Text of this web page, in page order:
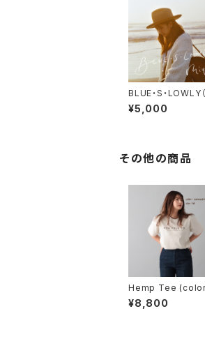
BLUE・S・LOWLY
+DVD）
¥5,000
その他の商品
Hemp Tee
atmeal)
¥8,800